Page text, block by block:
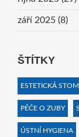
září 2025 (8)
ŠTÍTKY
ESTETICKÁ
PÉČE O ZUBY
ÚSTNÍ HYGIENA